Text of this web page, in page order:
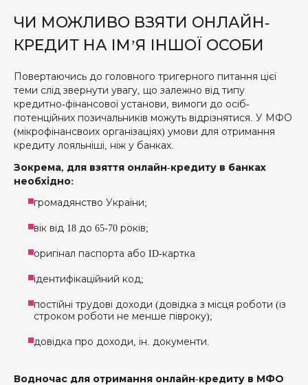
ЧИ МОЖЛИВО ВЗЯТИ ОНЛАЙН-
КРЕДИТ НА ІМ’Я ІНШОЇ ОСОБИ
Повертаючись до головного тригерного питання цієї
теми слід звернути увагу, що залежно від типу
кредитно-фінансової установи, вимоги до осіб-
потенційних позичальників можуть відрізнятися. У МФО
(мікрофінансвоих організаціях) умови для отримання
кредиту лояльніші, ніж у банках.
Зокрема, для взяття онлайн-кредиту в банках
необхідно:
громадянство України;
вік від 18 до 65-70 років;
оригінал паспорта або ID-картка
ідентифікаційний код;
постійні трудові доходи (довідка з місця роботи (із
строком роботи не менше півроку);
довідка про доходи, ін. документи.
Водночас для отримання онлайн-кредиту в МФО